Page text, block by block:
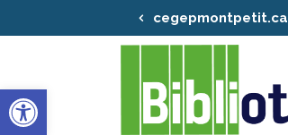
Ouvrir la barre d’outils
cegepmontpetit.ca